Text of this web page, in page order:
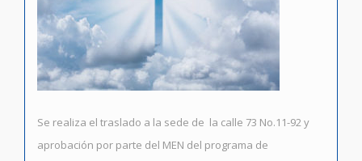
Se realiza el traslado a la sede de la calle 73 No.11-92 y
aprobación por parte del MEN del programa de